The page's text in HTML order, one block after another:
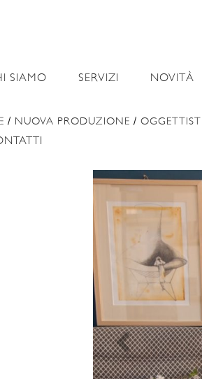
SIAMO SERVIZI NOVITÀ
/ NUOVA PRODUZIONE /